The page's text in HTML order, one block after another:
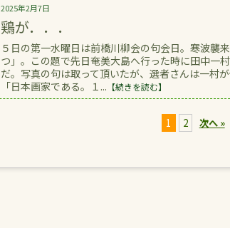
2025年2月7日
鶏が．．．
５日の第一水曜日は前橋川柳会の句会日。寒波襲
つ」。この題で先日奄美大島へ行った時に田中一
だ。写真の句は取って頂いたが、選者さんは一村
「日本画家である。１... 【続きを読む】
1 2 次へ »